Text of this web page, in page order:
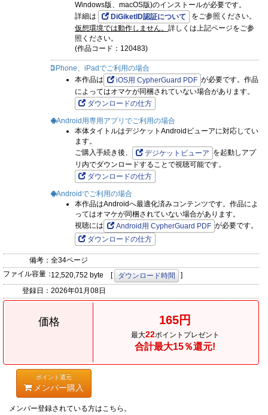
Windows版、macOS版)のインストールが必要です。
詳細は
DiGiketID認証について
をご参照ください。
仮想環境では動作しません。 詳しくは上記ページをご参
照ください。
(作品コード：120483)
iPhone、iPadでご利用の場合
本作品は
iOS用 CypherGuard PDF が必要です。作品
によってはオマケが同梱されていない場合があります。
ダウンロードの仕方
Android用専用アプリでご利用の場合
本体タイトルはデジケットAndroidビューアに対応してい
ます。
ご購入手続き後、
デジケットビューア を起動しアプ
リ内でダウンロードすることで視聴可能です。
ダウンロードの仕方
Androidでご利用の場合
本作品はAndroidへ最適化済みコンテンツです。作品によ
ってはオマケが同梱されていない場合があります。
視聴には
Android用 CypherGuard PDF が必要です。
ダウンロードの仕方
備考： 全34ページ
ファイル容量：12,520,752 byte [ ダウンロード時間
]
登録日： 2026年01月08日
価格 165円
最大22ポイントプレゼント
合計最大15％還元!
ポイント還元
メンバー購入
メンバー登録されている方はこちら。